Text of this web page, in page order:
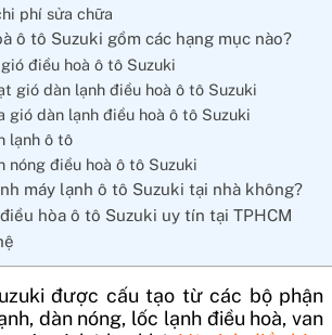
phí sửa chữa
ô tô Suzuki gồm các hạng mục nào?
điều hoà ô tô Suzuki
gió dàn lạnh điều hoà ô tô Suzuki
gió dàn lạnh điều hoà ô tô Suzuki
lạnh ô tô
nóng điều hoà ô tô Suzuki
máy lạnh ô tô Suzuki tại nhà không?
hòa ô tô Suzuki uy tín tại TPHCM
được cấu tạo từ các bộ phận
dàn nóng, lốc lạnh điều hoà, van